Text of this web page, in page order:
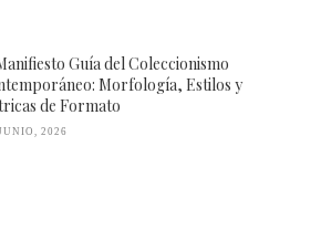
Guía del Coleccionismo
Morfología, Estilos y
de Formato
2026